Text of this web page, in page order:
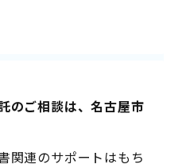
のご相談は、名古屋市
関連のサポートはもち